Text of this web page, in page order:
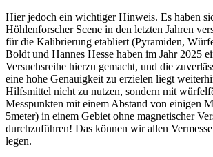
Hier jedoch ein wichtiger Hinweis. Es haben
Höhlenforscher Scene in den letzten Jahren
für die Kalibrierung etabliert (Pyramiden,
Boldt und Hannes Hesse haben im Jahr 2025
Versuchsreihe hierzu gemacht, und die
eine hohe Genauigkeit zu erzielen liegt
Hilfsmittel nicht zu nutzen, sondern mit
Messpunkten mit einem Abstand von einigen
5meter) in einem Gebiet ohne magnetischer
durchzuführen! Das können wir allen
legen.